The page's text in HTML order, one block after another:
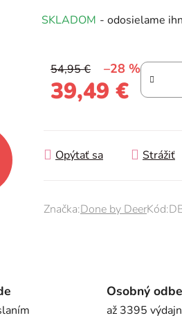
je
hviezdičiek.
SKLADOM - odosielame
54,95 € –28 %
39,49 €
Opýtať sa Strážiť
Značka:Done by DeerKód:
Osobný
až 3395